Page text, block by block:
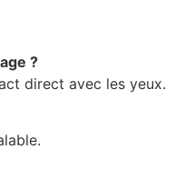
?
direct avec les yeux.